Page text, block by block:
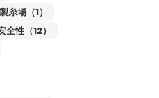
糸場（1）
全性（12）